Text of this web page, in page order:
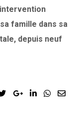
famille dans sa
depuis neuf
Google+LinkedIn